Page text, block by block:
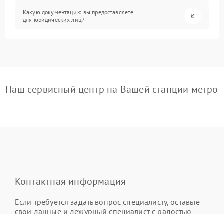
Какую документацию вы предоставляете
для юридических лиц?
Наш сервисный центр на Вашей станции метро
Контактная информация
Если требуется задать вопрос специалисту, оставьте
свои данные и дежурный специалист с радостью